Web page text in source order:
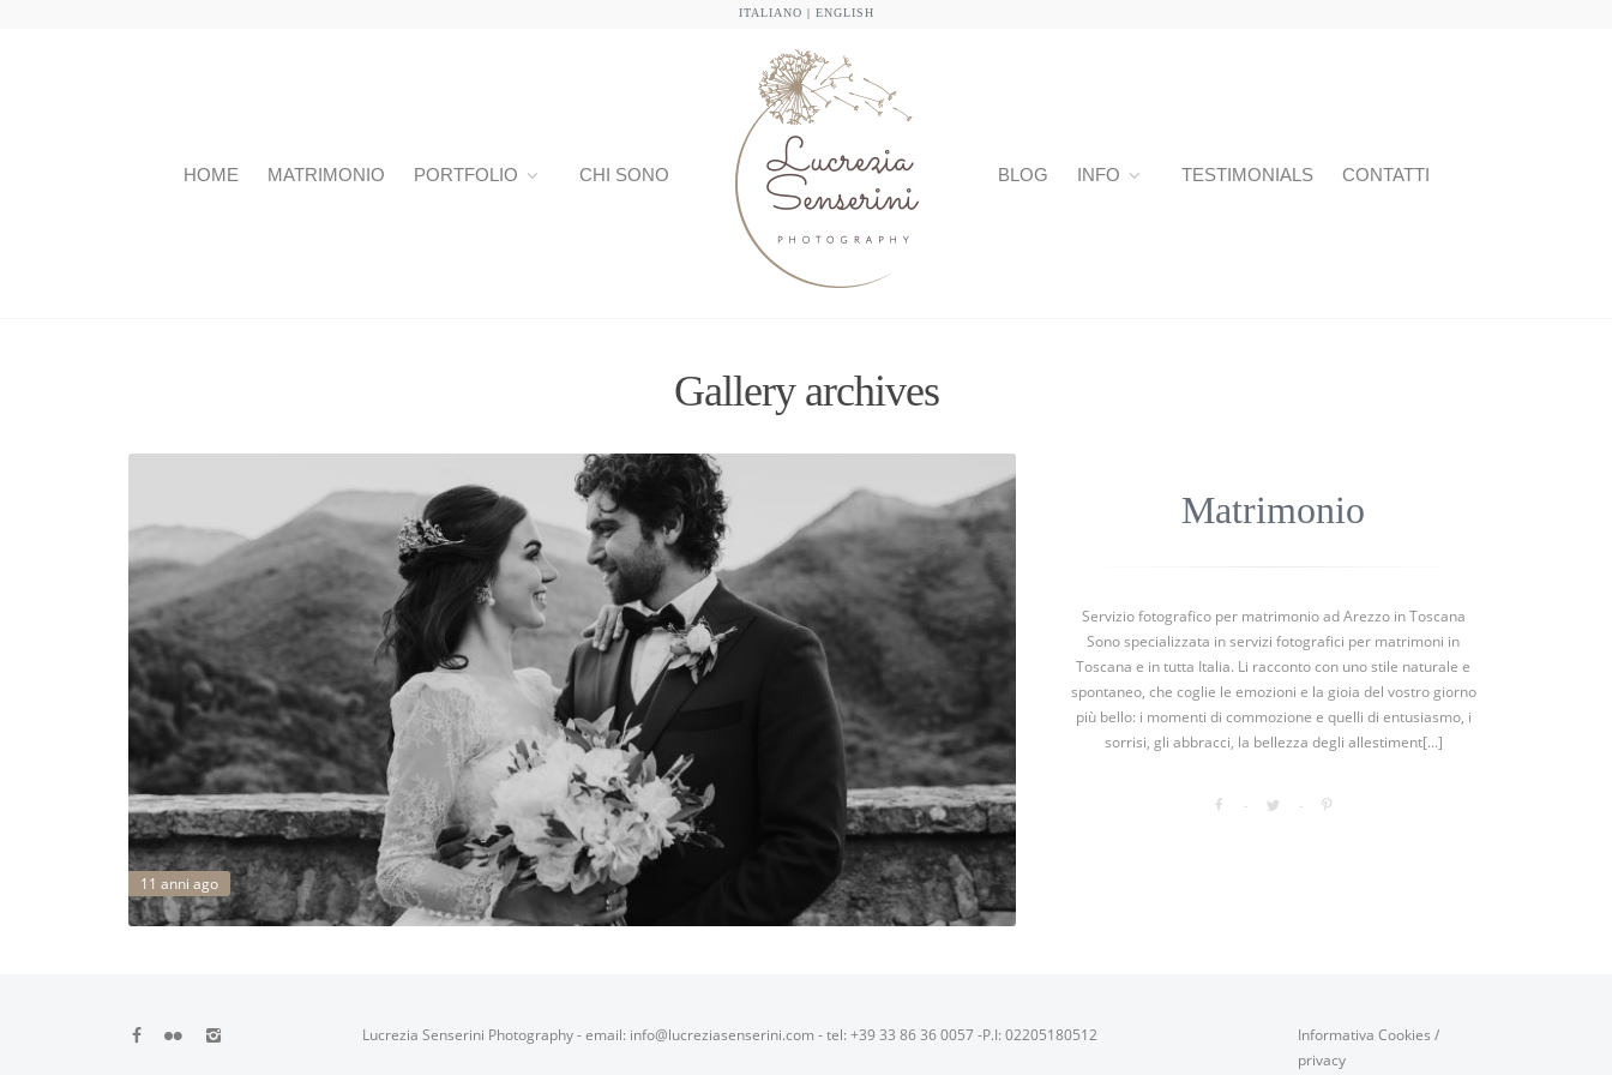
ITALIANO | ENGLISH
HOME MATRIMONIO PORTFOLIO CHI SONO BLOG INFO TESTIMONIALS CONTATTI
Gallery archives
11 anni ago
Matrimonio
Servizio fotografico per matrimonio ad Arezzo in Toscana
Sono specializzata in servizi fotografici per matrimoni in
Toscana e in tutta Italia. Li racconto con uno stile naturale e
spontaneo, che coglie le emozioni e la gioia del vostro giorno
più bello: i momenti di commozione e quelli di entusiasmo, i
sorrisi, gli abbracci, la bellezza degli allestiment[...]
Lucrezia Senserini Photography - email: info@lucreziasenserini.com - tel: +39 33 86 36 0057 -P.I: 02205180512 Informativa Cookies /
privacy